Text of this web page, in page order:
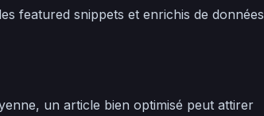
featured snippets et enrichis de données
un article bien optimisé peut attirer